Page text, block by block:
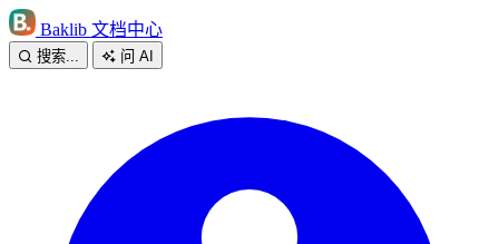
Baklib 文档中心
搜索... 问 AI